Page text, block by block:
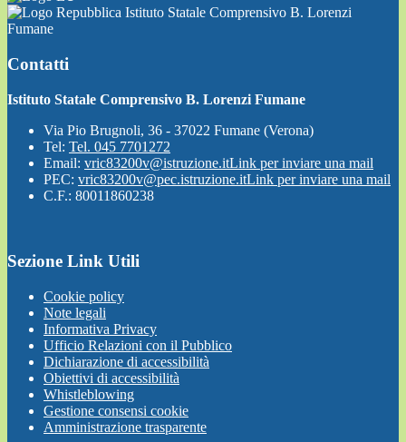
Istituto Statale Comprensivo B. Lorenzi
Fumane
Contatti
Istituto Statale Comprensivo B. Lorenzi Fumane
Via Pio Brugnoli, 36 - 37022 Fumane (Verona)
Tel: Tel. 045 7701272
Email: vric83200v@istruzione.itLink per inviare una mail
PEC: vric83200v@pec.istruzione.itLink per inviare una mail
C.F.: 80011860238
Sezione Link Utili
Cookie policy
Note legali
Informativa Privacy
Ufficio Relazioni con il Pubblico
Dichiarazione di accessibilità
Obiettivi di accessibilità
Whistleblowing
Gestione consensi cookie
Amministrazione trasparente